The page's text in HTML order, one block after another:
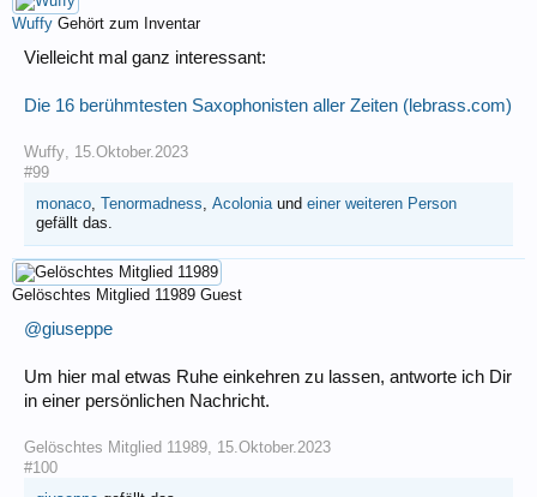
Wuffy Gehört zum Inventar
Vielleicht mal ganz interessant:
Die 16 berühmtesten Saxophonisten aller Zeiten (lebrass.com)
Wuffy, 15.Oktober.2023
#99
monaco, Tenormadness, Acoloniaund einer weiteren Person
gefällt das.
Gelöschtes Mitglied 11989 Guest
@giuseppe
Um hier mal etwas Ruhe einkehren zu lassen, antworte ich Dir
in einer persönlichen Nachricht.
Gelöschtes Mitglied 11989, 15.Oktober.2023
#100